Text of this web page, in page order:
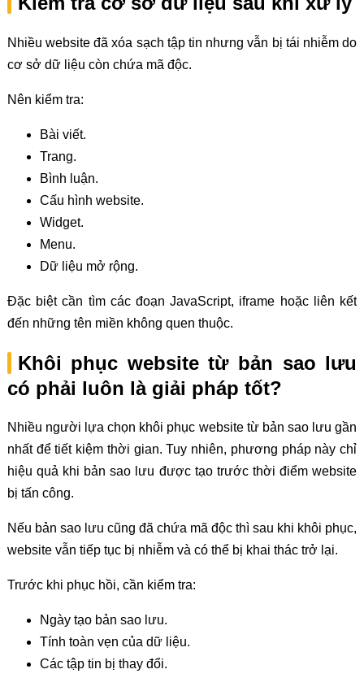
Nhiều website đã xóa sạch tập tin nhưng vẫn bị tái nhiễm do
cơ sở dữ liệu còn chứa mã độc.
Nên kiểm tra:
Bài viết.
Trang.
Bình luận.
Cấu hình website.
Widget.
Menu.
Dữ liệu mở rộng.
Đặc biệt cần tìm các đoạn JavaScript, iframe hoặc liên kết
đến những tên miền không quen thuộc.
Khôi phục website từ bản sao lưu
có phải luôn là giải pháp tốt?
Nhiều người lựa chọn khôi phục website từ bản sao lưu gần
nhất để tiết kiệm thời gian. Tuy nhiên, phương pháp này chỉ
hiệu quả khi bản sao lưu được tạo trước thời điểm website
bị tấn công.
Nếu bản sao lưu cũng đã chứa mã độc thì sau khi khôi phục,
website vẫn tiếp tục bị nhiễm và có thể bị khai thác trở lại.
Trước khi phục hồi, cần kiểm tra:
Ngày tạo bản sao lưu.
Tính toàn vẹn của dữ liệu.
Các tập tin bị thay đổi.